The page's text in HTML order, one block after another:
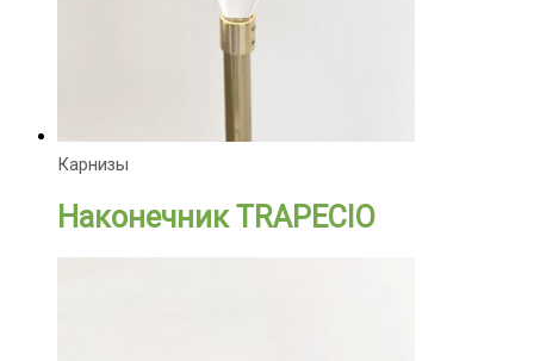
Карнизы
Наконечник TRAPECIO